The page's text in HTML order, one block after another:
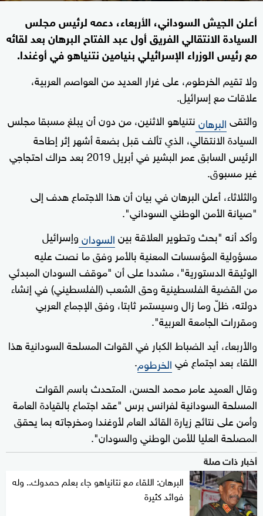
أعلن الجيش السوداني، الأربعاء، دعمه لرئيس مجلس
السيادة الانتقالي الفريق أول عبد الفتاح البرهان بعد لقائه
مع رئيس الوزراء الإسرائيلي بنيامين نتنياهو في أوغندا.
ولا تقيم الخرطوم، على غرار العديد من العواصم العربية،
علاقات مع إسرائيل.
والتقىالبرهاننتنياهو الاثنين، من دون أن يبلغ مسبقا مجلس
السيادة الانتقالي، الذي تألف قبل بضعة أشهر إثر إطاحة
الرئيس السابق عمر البشير في أبريل 2019 بعد حراك احتجاجي
غير مسبوق.
والثلاثاء، أعلن البرهان في بيان أن هذا الاجتماع هدف إلى
"صيانة الأمن الوطني السوداني".
وأكد أنه "بحث وتطوير العلاقة بينالسودانوإسرائيل
مسؤولية المؤسسات المعنية بالأمر وفق ما نصت عليه
الوثيقة الدستورية"، مشددا على أن "موقف السودان المبدئي
من القضية الفلسطينية وحق الشعب (الفلسطيني) في إنشاء
دولته، ظلّ وما زال وسيستمر ثابتا، وفق الإجماع العربي
ومقررات الجامعة العربية".
والأربعاء، أيد الضباط الكبار في القوات المسلحة السودانية هذا
اللقاء بعد اجتماع فيالخرطوم.
وقال العميد عامر محمد الحسن، المتحدث باسم القوات
المسلحة السودانية لفرانس برس "عقد اجتماع بالقيادة العامة
وأمن على نتائج زيارة القائد العام لأوغندا ومخرجاته بما يحقق
المصلحة العليا للأمن الوطني والسودان".
أخبار ذات صلة
البرهان: اللقاء مع نتانياهو جاء بعلم حمدوك.. وله
فوائد كثيرة